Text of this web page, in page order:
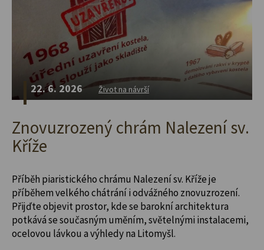
22. 6. 2026 Život na návrší
Znovuzrozený chrám Nalezení sv.
Kříže
Příběh piaristického chrámu Nalezení sv. Kříže je
příběhem velkého chátrání i odvážného znovuzrození.
Přijďte objevit prostor, kde se barokní architektura
potkává se současným uměním, světelnými instalacemi,
ocelovou lávkou a výhledy na Litomyšl.